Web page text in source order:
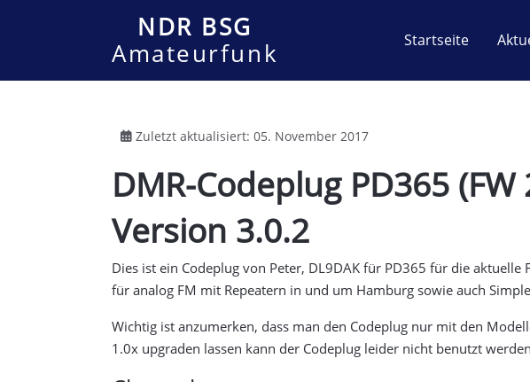
NDR BSG
Amateurfunk
Startseite
Zuletzt aktualisiert: 05. November 2017
DMR-Codeplug PD365
Version 3.0.2
Dies ist ein Codeplug von Peter, DL9DAK für PD365 für die
für analog FM mit Repeatern in und um Hamburg sowie auch
Wichtig ist anzumerken, dass man den Codeplug nur mit den
1.0x upgraden lassen kann der Codeplug leider nicht benutzt